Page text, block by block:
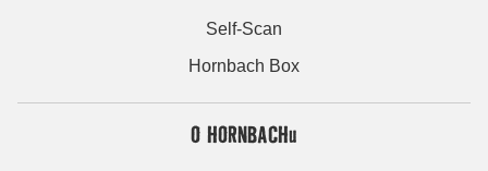
Self-Scan
Hornbach Box
O HORNBACHu